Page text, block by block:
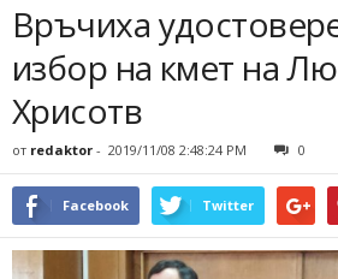
Връчиха
избор на кмет на
Хрисотв
от redaktor - 2019/11/08 2:48:24 PM 0
Facebook Twitter